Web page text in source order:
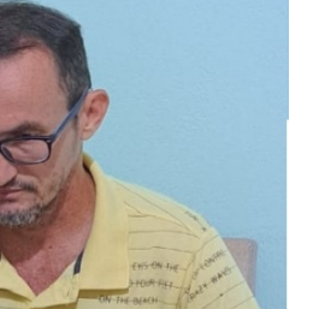
Popular
–
AL